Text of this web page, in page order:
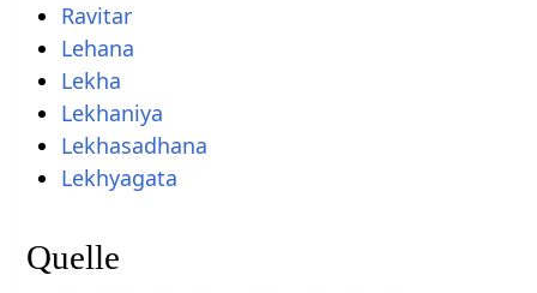
Ravitar
Lehana
Lekha
Lekhaniya
Lekhasadhana
Lekhyagata
Quelle